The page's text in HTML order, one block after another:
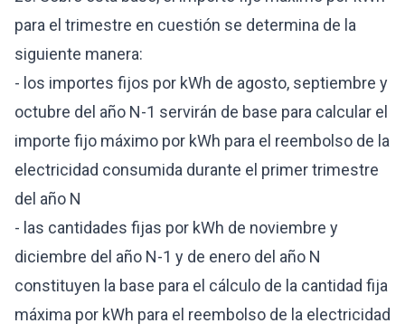
para el trimestre en cuestión se determina de la
siguiente manera:
- los importes fijos por kWh de agosto, septiembre y
octubre del año N-1 servirán de base para calcular el
importe fijo máximo por kWh para el reembolso de la
electricidad consumida durante el primer trimestre
del año N
- las cantidades fijas por kWh de noviembre y
diciembre del año N-1 y de enero del año N
constituyen la base para el cálculo de la cantidad fija
máxima por kWh para el reembolso de la electricidad